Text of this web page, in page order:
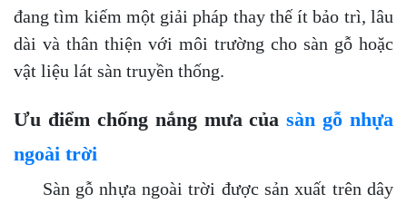
đang tìm kiếm một giải pháp thay thế ít bảo trì, lâu
dài và thân thiện với môi trường cho sàn gỗ hoặc
vật liệu lát sàn truyền thống.
Ưu điểm chống nắng mưa củasàn gỗ nhựa
ngoài trời
Sàn gỗ nhựa ngoài trời được sản xuất trên dây